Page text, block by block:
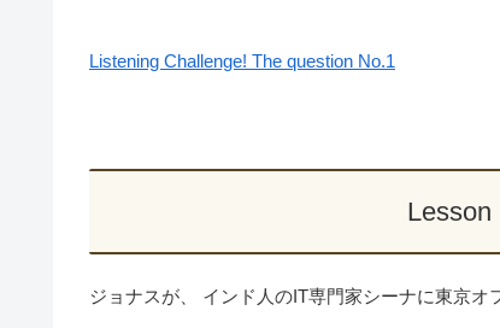
Listening Challenge! The question No.1
Lesson
ジョナスが、 インド人のIT専門家シーナに東京オ